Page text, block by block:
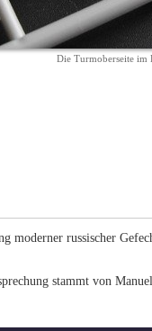
Die Turmoberseite im
moderner russischer
stammt von